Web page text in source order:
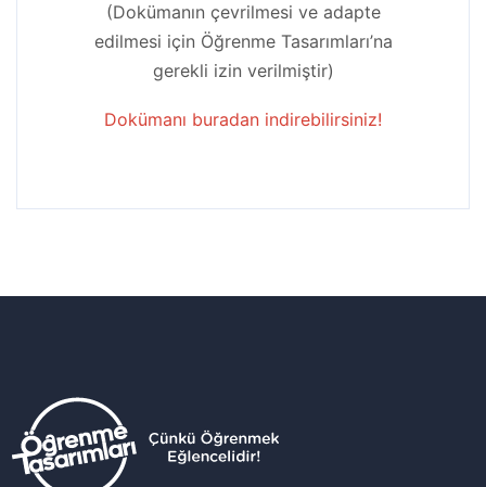
(Dokümanın çevrilmesi ve adapte
edilmesi için Öğrenme Tasarımları’na
gerekli izin verilmiştir)
Dokümanı buradan indirebilirsiniz!